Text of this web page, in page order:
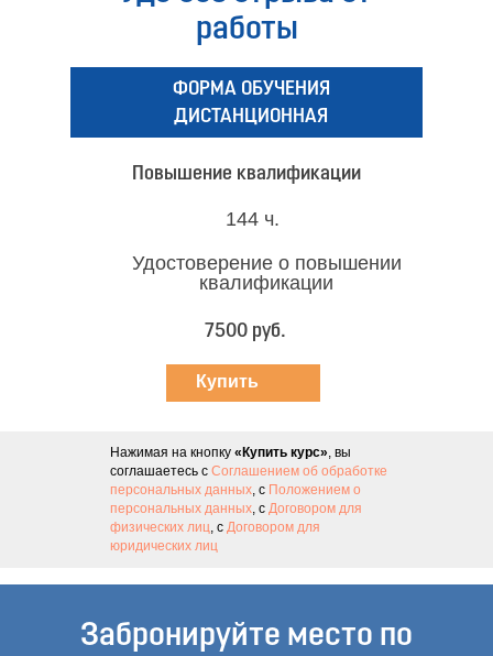
работы
ФОРМА ОБУЧЕНИЯ
ДИСТАНЦИОННАЯ
Повышение квалификации
Удостоверение о повышении
квалификации
144 ч.
7500 руб.
Купить
курс
Нажимая на кнопку «Купить курс», вы
соглашаетесь с Соглашением об обработке
персональных данных, с Положением о
персональных данных, с Договором для
физических лиц, с Договором для
юридических лиц
Забронируйте место по